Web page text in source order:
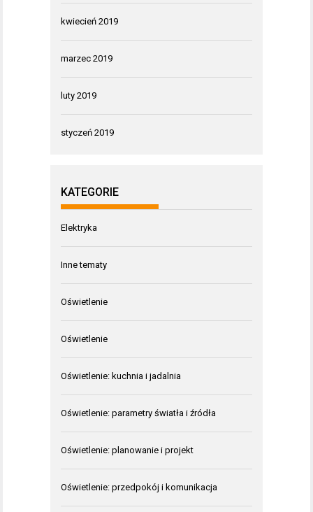
kwiecień 2019
marzec 2019
luty 2019
styczeń 2019
KATEGORIE
Elektryka
Inne tematy
Oświetlenie
Oświetlenie
Oświetlenie: kuchnia i jadalnia
Oświetlenie: parametry światła i źródła
Oświetlenie: planowanie i projekt
Oświetlenie: przedpokój i komunikacja